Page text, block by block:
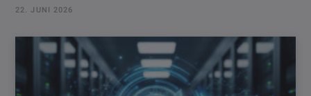
22. JUNI 2026